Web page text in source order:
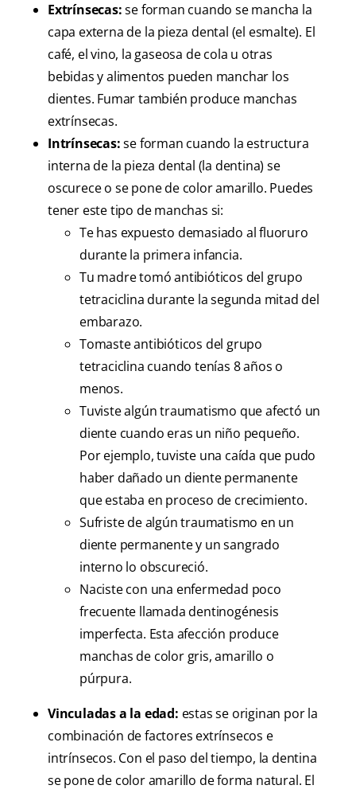
Extrínsecas:se forman cuando se mancha la
capa externa de la pieza dental (el esmalte). El
café, el vino, la gaseosa de cola u otras
bebidas y alimentos pueden manchar los
dientes. Fumar también produce manchas
extrínsecas.
Intrínsecas:se forman cuando la estructura
interna de la pieza dental (la dentina) se
oscurece o se pone de color amarillo. Puedes
tener este tipo de manchas si:
Te has expuesto demasiado al fluoruro
durante la primera infancia.
Tu madre tomó antibióticos del grupo
tetraciclina durante la segunda mitad del
embarazo.
Tomaste antibióticos del grupo
tetraciclina cuando tenías 8 años o
menos.
Tuviste algún traumatismo que afectó un
diente cuando eras un niño pequeño.
Por ejemplo, tuviste una caída que pudo
haber dañado un diente permanente
que estaba en proceso de crecimiento.
Sufriste de algún traumatismo en un
diente permanente y un sangrado
interno lo obscureció.
Naciste con una enfermedad poco
frecuente llamada dentinogénesis
imperfecta. Esta afección produce
manchas de color gris, amarillo o
púrpura.
Vinculadas a la edad: estas se originan por la
combinación de factores extrínsecos e
intrínsecos. Con el paso del tiempo, la dentina
se pone de color amarillo de forma natural. El